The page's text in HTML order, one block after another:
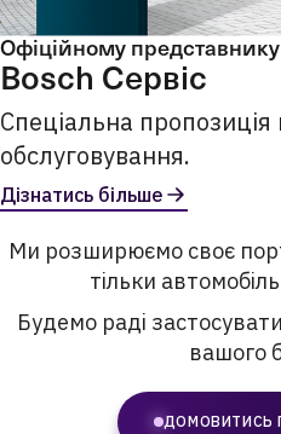
Офіційному представнику
Bosch Сервіс
Спеціальна
обслуговування.
Дізнатись більше
Ми розширюємо своє
тільки
Будемо раді
вашого
ДОМОВИТИСЬ